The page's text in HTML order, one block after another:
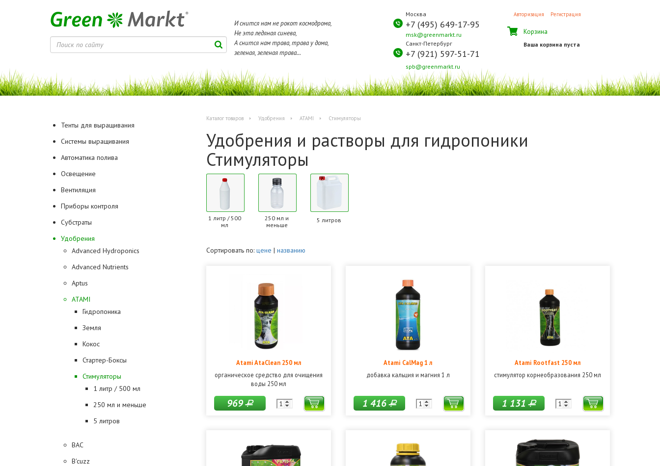
И снится нам не рокот космодрома,
Не эта ледяная синева,
А снится нам трава, трава у дома,
зеленая, зеленая трава...
Москва
+7 (495) 649-17-95
msk@greenmarkt.ru
Санкт-Петербург
+7 (921) 597-51-71
spb@greenmarkt.ru
Авторизация Регистрация
Корзина
Ваша корзина пуста
Тенты для выращивания
Системы выращивания
Автоматика полива
Освещение
Вентиляция
Приборы контроля
Субстраты
Удобрения
Advanced Hydroponics
Advanced Nutrients
Aptus
ATAMI
Гидропоника
Земля
Кокос
Стартер-Боксы
Стимуляторы
1 литр / 500 мл
250 мл и меньше
5 литров
BAC
B'cuzz
Каталог товаров Удобрения ATAMI Стимуляторы
Удобрения и растворы для гидропоники
Стимуляторы
1 литр / 500
мл
250 мл и
меньше
5 литров
Сортировать по: цене | названию
Atami AtaClean 250 мл
органическое средство для очищения
воды 250 мл
969Р
Atami CalMag 1 л
добавка кальция и магния 1 л
1 416Р
Atami Rootfast 250 мл
стимулятор корнеобразования 250 мл
1 131Р